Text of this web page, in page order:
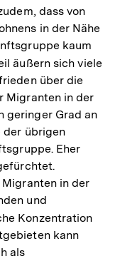
der
Fußnote
dass von
in der Nähe
kaum
äußern sich viele
über die
Migranten in der
geringer Grad an
der übrigen
Eher
in der
und
Konzentration
kann
als